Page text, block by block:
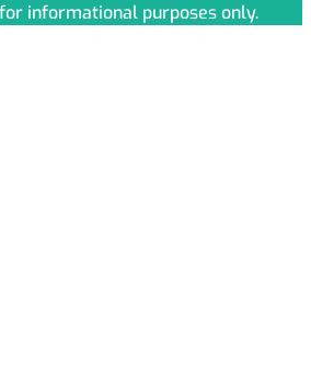
informational purposes only.